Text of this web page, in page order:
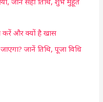
करें और क्यों है खास
जानें तिथि, पूजा विधि